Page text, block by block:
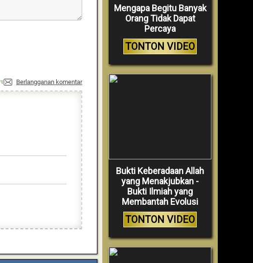
Berlangganan komentar
Mengapa Begitu Banyak
Orang Tidak Dapat
Percaya
TONTON VIDEO
Bukti Keberadaan Allah
yang Menakjubkan -
Bukti Ilmiah yang
Membantah Evolusi
TONTON VIDEO